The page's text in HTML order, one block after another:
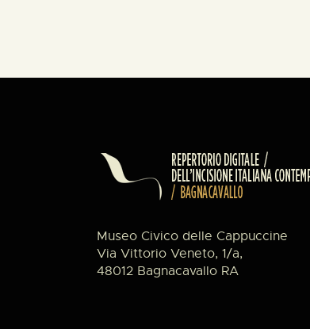
Museo Civico delle Cappuccine
Via Vittorio Veneto, 1/a,
48012 Bagnacavallo RA